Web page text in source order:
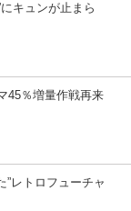
キュンが止まら
45％増量作戦再来
レトロフューチャ